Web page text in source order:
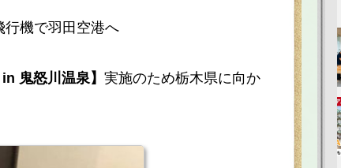
行機で羽田空港へ
鬼怒川温泉】 実施のため栃木県に向か